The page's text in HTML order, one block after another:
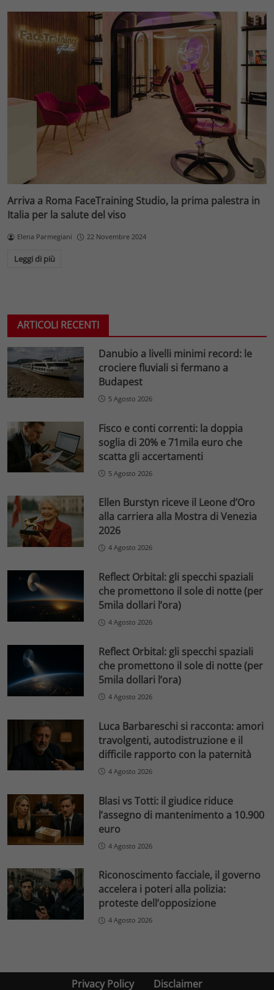
Arriva a Roma FaceTraining Studio, la prima palestra in
Italia per la salute del viso
Elena Parmegiani 22 Novembre 2024
Leggi di più
ARTICOLI RECENTI
Danubio a livelli minimi record: le
crociere fluviali si fermano a
Budapest
5 Agosto 2026
Fisco e conti correnti: la doppia
soglia di 20% e 71mila euro che
scatta gli accertamenti
5 Agosto 2026
Ellen Burstyn riceve il Leone d’Oro
alla carriera alla Mostra di Venezia
2026
4 Agosto 2026
Reflect Orbital: gli specchi spaziali
che promettono il sole di notte (per
5mila dollari l’ora)
4 Agosto 2026
Reflect Orbital: gli specchi spaziali
che promettono il sole di notte (per
5mila dollari l’ora)
4 Agosto 2026
Luca Barbareschi si racconta: amori
travolgenti, autodistruzione e il
difficile rapporto con la paternità
4 Agosto 2026
Blasi vs Totti: il giudice riduce
l’assegno di mantenimento a 10.900
euro
4 Agosto 2026
Riconoscimento facciale, il governo
accelera i poteri alla polizia:
proteste dell’opposizione
4 Agosto 2026
Privacy Policy Disclaimer